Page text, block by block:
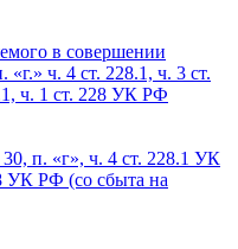
в совершении
ч. 4 ст. 228.1, ч. 3 ст.
ч. 1 ст. 228 УК РФ
п. «г», ч. 4 ст. 228.1 УК
УК РФ (со сбыта на